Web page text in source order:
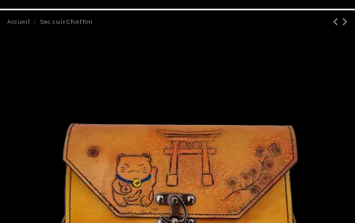
Accueil Sac cuir ChatTori